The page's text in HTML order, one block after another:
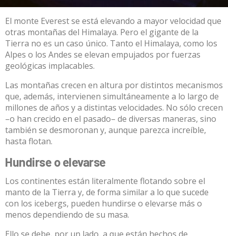
El monte Everestse está elevando a mayor velocidad que
otras montañas del Himalaya. Pero el gigante de la
Tierra no es un caso único. Tanto el Himalaya, como los
Alpes o los Andes se elevan empujados por fuerzas
geológicas implacables.
Las montañas crecen en altura por distintos mecanismos
que, además, intervienen simultáneamente a lo largo de
millones de años y a distintas velocidades. No sólo crecen
–o han crecido en el pasado– de diversas maneras, sino
también se desmoronan y, aunque parezca increíble,
hasta flotan.
Hundirse o elevarse
Los continentes están literalmente flotando sobre el
manto de la Tierra y, de forma similar a lo que sucede
con los icebergs, pueden hundirse o elevarse más o
menos dependiendo de su masa.